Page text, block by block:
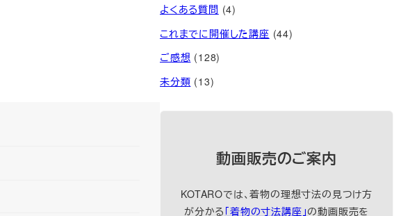
よくある質問 (4)
これまでに開催した講座 (44)
ご感想 (128)
未分類 (13)
動画販売のご案内
KOTAROでは、着物の理想寸法の見つけ方
が分かる 「着物の寸法講座」の動画販売を